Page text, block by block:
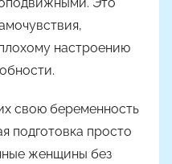
Это
настроению
свою беременность
подготовка просто
женщины без